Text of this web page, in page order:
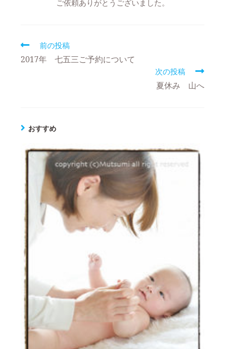
ご依頼ありがとうございました。
前の投稿
2017年 七五三ご予約について
次の投稿
夏休み 山へ
おすすめ